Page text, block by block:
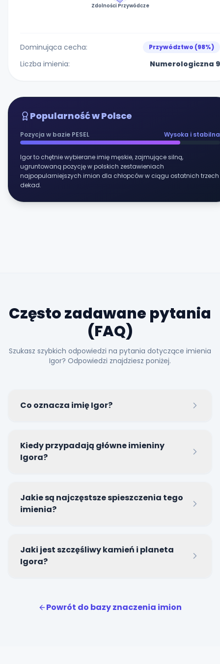
Zdolności Przywódcze
Dominująca cecha: Przywództwo (98%)
Liczba imienia: Numerologiczna 9
Popularność w Polsce
Pozycja w bazie PESEL Wysoka i stabilna
Igor to chętnie wybierane imię męskie, zajmujące silną,
ugruntowaną pozycję w polskich zestawieniach
najpopularniejszych imion dla chłopców w ciągu ostatnich trzech
dekad.
Często zadawane pytania
(FAQ)
Szukasz szybkich odpowiedzi na pytania dotyczące imienia
Igor? Odpowiedzi znajdziesz poniżej.
Co oznacza imię Igor?
oznacza 'wojownika strzegącego pokoju' lub osobę
będącą pod opieką nordyckiego boga Yngvi.
Kiedy przypadają główne imieniny
Igora?
polskim 5 października.
Jakie są najczęstsze spieszczenia tego
imienia?
oraz Igorcio.
Jaki jest szczęśliwy kamień i planeta
Igora?
planetą, która ma silny wpływ na jego osobowość,
Powrót do bazy znaczenia imion